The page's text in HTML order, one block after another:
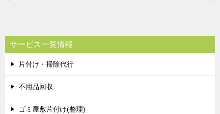
ビ
ゲ
ー
シ
サービス一覧情報
片付け・掃除代行
不用品回収
ゴミ屋敷片付け(整理)